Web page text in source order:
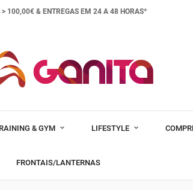
> 100,00€ & ENTREGAS EM 24 A 48 HORAS*
& GYM LIFESTYLE
FRONTAIS/LANTERNAS